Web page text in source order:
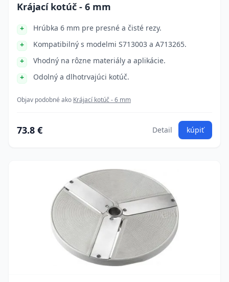
Krájací kotúč - 6 mm
Hrúbka 6 mm pre presné a čisté rezy.
Kompatibilný s modelmi S713003 a A713265.
Vhodný na rôzne materiály a aplikácie.
Odolný a dlhotrvajúci kotúč.
Objav podobné ako Krájací kotúč - 6 mm
73.8 € Detail kúpiť